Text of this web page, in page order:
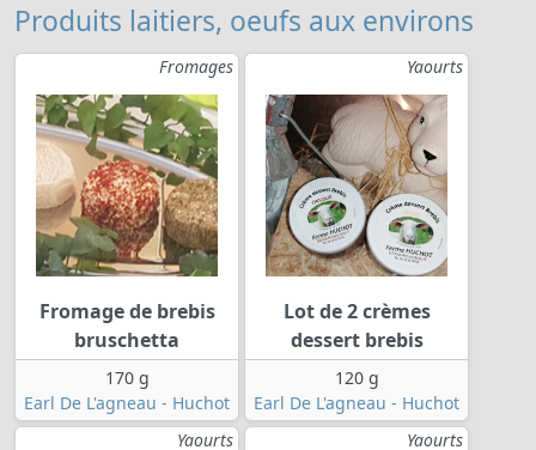
Produits laitiers, oeufs aux environs
Fromages
Fromage de brebis
bruschetta
170 g
Earl De L'agneau - Huchot
Yaourts
Lot de 2 crèmes
dessert brebis
120 g
Earl De L'agneau - Huchot
Yaourts
Yaourts